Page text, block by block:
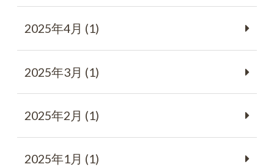
2025年4月 (1)
2025年3月 (1)
2025年2月 (1)
2025年1月 (1)